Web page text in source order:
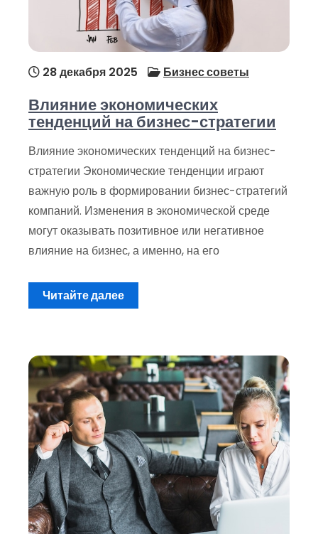
28 декабря 2025 Бизнес советы
Влияние экономических
тенденций на бизнес-стратегии
Влияние экономических тенденций на бизнес-
стратегии Экономические тенденции играют
важную роль в формировании бизнес-стратегий
компаний. Изменения в экономической среде
могут оказывать позитивное или негативное
влияние на бизнес, а именно, на его
Читайте далее